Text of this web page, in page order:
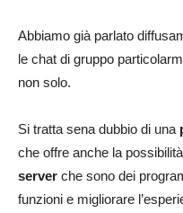
Abbiamo già parlato
le chat di gruppo
non solo.
Si tratta sena dubbio di una
che offre anche la
server che sono dei
funzioni e migliorare